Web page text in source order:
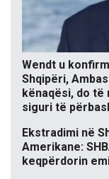
Wendt u
Shqipëri,
kënaqësi, do të
siguri të
Ekstradimi në
Amerikane:
keqpërdorin